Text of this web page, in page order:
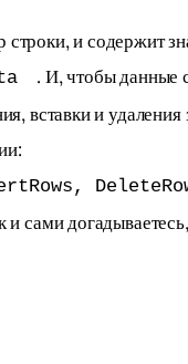
и содержит
. И, чтобы данные
вставки и
и сами